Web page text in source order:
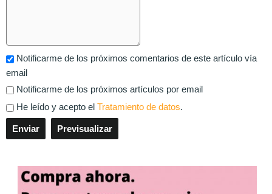
Notificarme de los próximos comentarios de este artículo vía
email
Notificarme de los próximos artículos por email
He leído y acepto el Tratamiento de datos.